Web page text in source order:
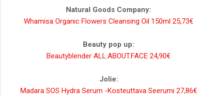
Natural Goods Company:
Whamisa Organic Flowers Cleansing Oil 150ml 25,73€
Beauty pop up:
Beautyblender ALL.ABOUT.FACE 24,90€
Jolie:
Madara SOS Hydra Serum -Kosteuttava Seerumi 27,86€